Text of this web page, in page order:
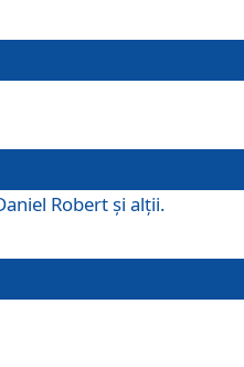
Robert şi alţii.